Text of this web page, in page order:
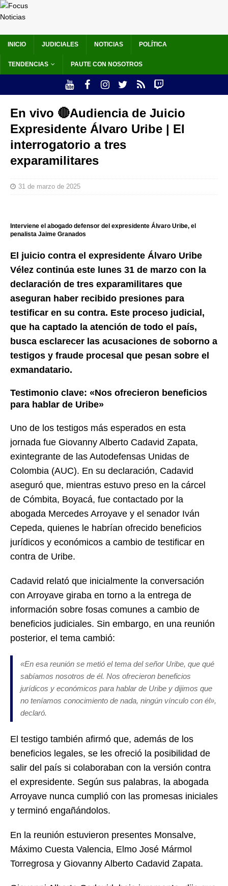
INICIO JUDICIALES NOTICIAS POLÍTICA
TENDENCIAS PAUTE CON NOSOTROS
En vivo 🔴Audiencia de Juicio
Expresidente Álvaro Uribe | El
interrogatorio a tres
exparamilitares
31 de marzo de 2025
Interviene el abogado defensor del expresidente Álvaro Uribe, el
penalista Jaime Granados
El juicio contra el expresidente Álvaro Uribe
Vélez continúa este lunes 31 de marzo con la
declaración de tres exparamilitares que
aseguran haber recibido presiones para
testificar en su contra. Este proceso judicial,
que ha captado la atención de todo el país,
busca esclarecer las acusaciones de soborno a
testigos y fraude procesal que pesan sobre el
exmandatario.
Testimonio clave: «Nos ofrecieron beneficios
para hablar de Uribe»
Uno de los testigos más esperados en esta
jornada fue Giovanny Alberto Cadavid Zapata,
exintegrante de las Autodefensas Unidas de
Colombia (AUC). En su declaración, Cadavid
aseguró que, mientras estuvo preso en la cárcel
de Cómbita, Boyacá, fue contactado por la
abogada Mercedes Arroyave y el senador Iván
Cepeda, quienes le habrían ofrecido beneficios
jurídicos y económicos a cambio de testificar en
contra de Uribe.
Cadavid relató que inicialmente la conversación
con Arroyave giraba en torno a la entrega de
información sobre fosas comunes a cambio de
beneficios judiciales. Sin embargo, en una reunión
posterior, el tema cambió:
«En esa reunión se metió el tema del señor Uribe, que qué
sabíamos nosotros de él. Nos ofrecieron beneficios
jurídicos y económicos para hablar de Uribe y dijimos que
no teníamos conocimiento de nada, ningún vínculo con él»,
declaró.
El testigo también afirmó que, además de los
beneficios legales, se les ofreció la posibilidad de
salir del país si colaboraban con la versión contra
el expresidente. Según sus palabras, la abogada
Arroyave nunca cumplió con las promesas iniciales
y terminó engañándolos.
En la reunión estuvieron presentes Monsalve,
Máximo Cuesta Valencia, Elmo José Mármol
Torregrosa y Giovanny Alberto Cadavid Zapata.